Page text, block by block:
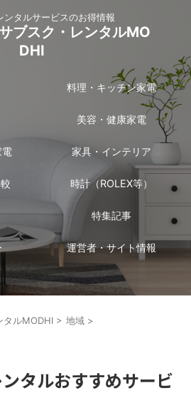
ンタルサービスのお得情報
ブスク・レンタルMO
DHI
料理・キッチン家電
美容・健康家電
電 家具・インテリア
時計（ROLEX等）
特集記事
運営者・サイト情報
タルMODHI > 地域 >
タルおすすめサービ